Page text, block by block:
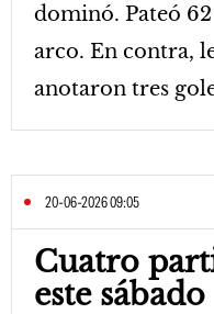
dominó. Pateó
arco. En contra,
anotaron tres
20-06-2026 09:05
Cuatro
este sábado